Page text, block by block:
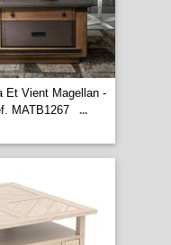
Et Vient Magellan -
MATB1267
...